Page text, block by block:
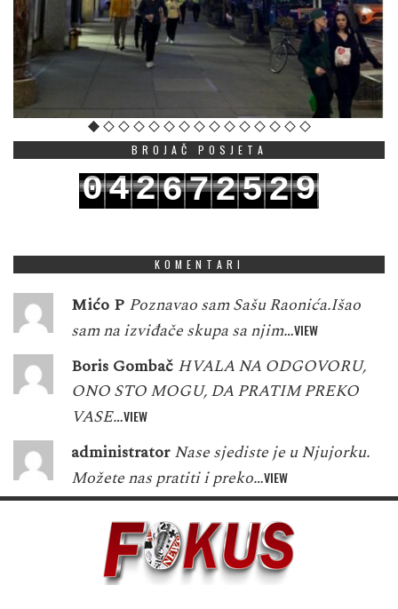
BROJAČ POSJETA
042672529
KOMENTARI
Mićo P Poznavao sam Sašu Raonića.Išao
sam na izviđače skupa sa njim…VIEW
Boris Gombač HVALA NA ODGOVORU,
ONO STO MOGU, DA PRATIM PREKO
VASE…VIEW
administrator Nase sjediste je u Njujorku.
Možete nas pratiti i preko…VIEW